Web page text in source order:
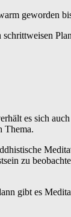
geworden
es sich
Thema.
zu
gibt es